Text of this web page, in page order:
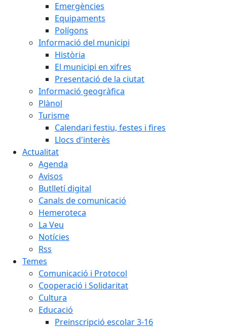
Emergències
Equipaments
Polígons
Informació del municipi
Història
El municipi en xifres
Presentació de la ciutat
Informació geogràfica
Plànol
Turisme
Calendari festiu, festes i fires
Llocs d'interès
Actualitat
Agenda
Avisos
Butlletí digital
Canals de comunicació
Hemeroteca
La Veu
Notícies
Rss
Temes
Comunicació i Protocol
Cooperació i Solidaritat
Cultura
Educació
Preinscripció escolar 3-16